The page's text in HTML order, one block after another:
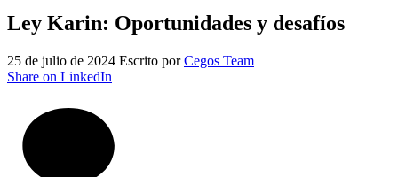
Ley Karin: Oportunidades y desafíos
25 de julio de 2024 Escrito porCegos Team
Share on LinkedIn